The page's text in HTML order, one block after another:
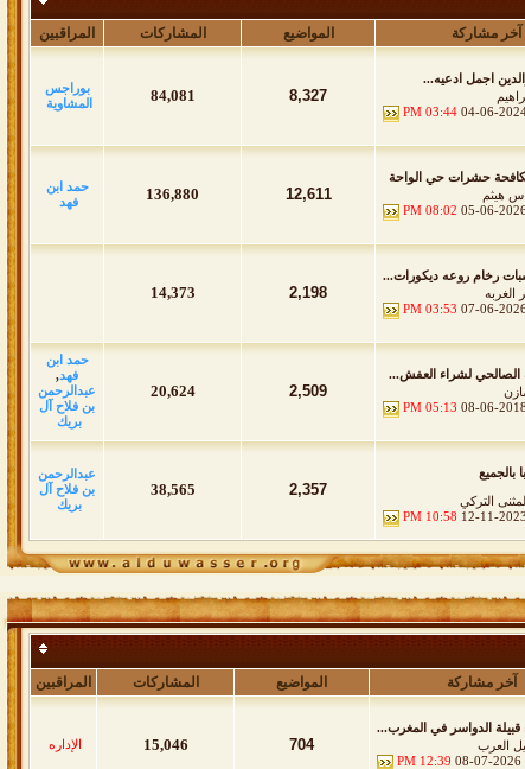
آخر مشاركة المواضيع المشاركات المراقبين
اجمل ادعيه...
04-06-
03:44 PM
8,327
84,081
بوراجس
المشاوية
حشرات حي الواحة
هيثم
05-06-
08:02 PM
12,611
136,880
حمد ابن
فهد
رخام روعه ديكورات...
الغربه
07-06-
03:53 PM
2,198
14,373
لشراء العفش...
08-06-2018
05:13 PM
2,509
20,624
حمد ابن
فهد,
عبدالرحمن
بن فلاح آل
بريك
بالجميع
التركي
12-11-2023
10:58 PM
2,357
38,565
عبدالرحمن
بن فلاح آل
بريك
آخر مشاركة المواضيع المشاركات المراقبين
قبيلة الدواسر في المغرب...
العرب
08-07-2026
12:39 PM
704
15,046 الإداره